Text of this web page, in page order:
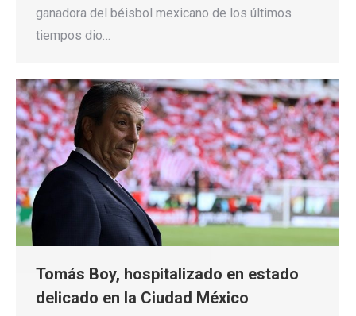
ganadora del béisbol mexicano de los últimos
tiempos dio…
Tomás Boy, hospitalizado en estado
delicado en la Ciudad México